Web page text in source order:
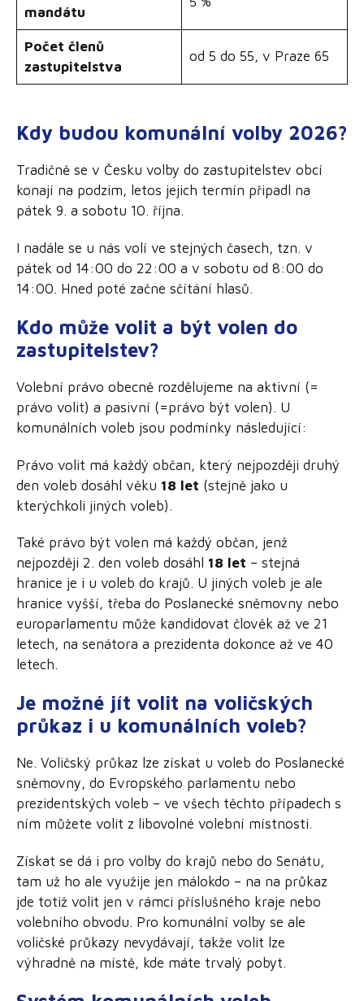
mandátu
Počet členů
zastupitelstva
od 5 do 55, v Praze 65
Kdy budou komunální volby 2026?
Tradičně se v Česku volby do zastupitelstev obcí
konají na podzim, letos jejich termín připadl na
pátek 9. a sobotu 10. října.
I nadále se u nás volí ve stejných časech, tzn. v
pátek od 14:00 do 22:00 a v sobotu od 8:00 do
14:00. Hned poté začne sčítání hlasů.
Kdo může volit a být volen do
zastupitelstev?
Volební právo obecně rozdělujeme na aktivní (=
právo volit) a pasivní (=právo být volen). U
komunálních voleb jsou podmínky následující:
Právo volit má každý občan, který nejpozději druhý
den voleb dosáhl věku 18 let (stejně jako u
kterýchkoli jiných voleb).
Také právo být volen má každý občan, jenž
nejpozději 2. den voleb dosáhl 18 let – stejná
hranice je i u voleb do krajů. U jiných voleb je ale
hranice vyšší, třeba do Poslanecké sněmovny nebo
europarlamentu může kandidovat člověk až ve 21
letech, na senátora a prezidenta dokonce až ve 40
letech.
Je možné jít volit na voličských
průkaz i u komunálních voleb?
Ne. Voličský průkaz lze získat u voleb do Poslanecké
sněmovny, do Evropského parlamentu nebo
prezidentských voleb – ve všech těchto případech s
ním můžete volit z libovolné volební místnosti.
Získat se dá i pro volby do krajů nebo do Senátu,
tam už ho ale využije jen málokdo – na na průkaz
jde totiž volit jen v rámci příslušného kraje nebo
volebního obvodu. Pro komunální volby se ale
voličské průkazy nevydávají, takže volit lze
výhradně na místě, kde máte trvalý pobyt.